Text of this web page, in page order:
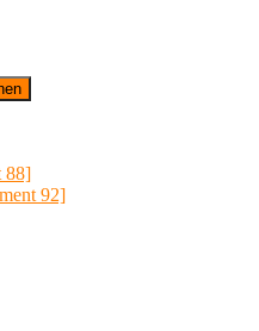
88]
92]